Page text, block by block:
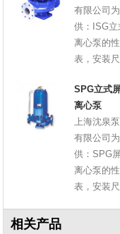
有限公司
供：ISG立
离心泵的
表，安装尺
SPG立式
离心泵
上海沈泉
有限公司
供：SPG
离心泵的
表，安装尺
相关产品